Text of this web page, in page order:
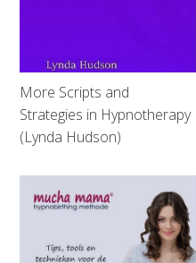
More Scripts and
Strategies in Hypnotherapy
(Lynda Hudson)